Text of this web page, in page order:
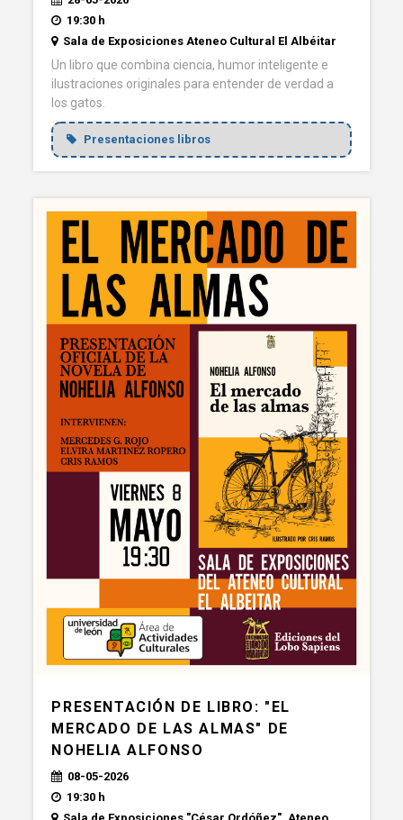
19:30 h
Sala de Exposiciones Ateneo Cultural El Albéitar
Un libro que combina ciencia, humor inteligente e
ilustraciones originales para entender de verdad a
los gatos.
Presentaciones libros
PRESENTACIÓN DE LIBRO: "EL
MERCADO DE LAS ALMAS" DE
NOHELIA ALFONSO
08-05-2026
19:30 h